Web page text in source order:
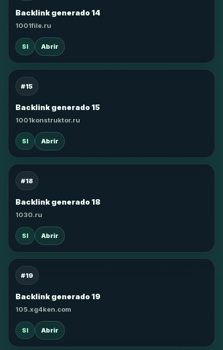
Backlink generado 14
1001file.ru
SI Abrir
#15
Backlink generado 15
1001konstruktor.ru
SI Abrir
#18
Backlink generado 18
1030.ru
SI Abrir
#19
Backlink generado 19
105.xg4ken.com
SI Abrir